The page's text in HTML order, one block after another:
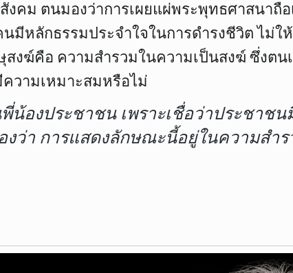
ม ตนมองว่าการเผยแผ่พระพุทธศาสนาถือ
หลักธรรมประจำใจในการดำรงชีวิต ไม่ใ
งฆ์คือ ความสำรวมในความเป็นสงฆ์ ซึ่งตน
วามเหมาะสมหรือไม่
น้องประชาชน เพราะเชื่อว่าประชาช
งว่า การแสดงลักษณะนี้อยู่ในความสำ